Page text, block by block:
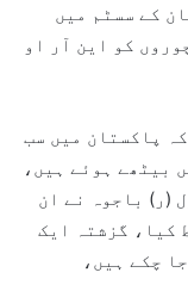
کے سسٹم میں
کو این آر او
پاکستان میں سب
بیٹھے ہوئے ہیں،
(ر) باجوہ نے ان
کیا، گزشتہ ایک
جا چکے ہیں،